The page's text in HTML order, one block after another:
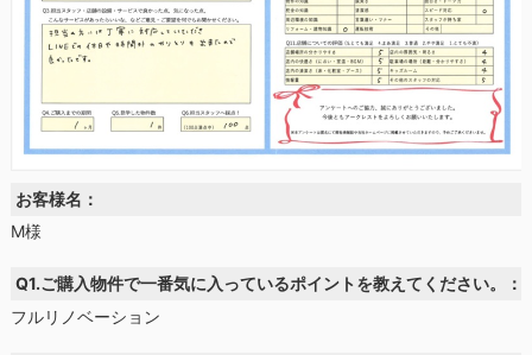
お客様名：
M様
Q1.ご購入物件で一番気に入っているポイントを教えてください。：
フルリノベーション